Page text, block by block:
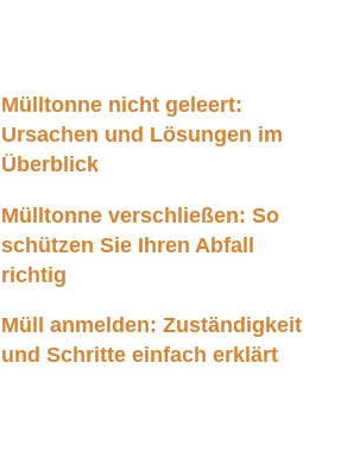
Mülltonne nicht geleert:
Ursachen und Lösungen im
Überblick
Mülltonne verschließen: So
schützen Sie Ihren Abfall
richtig
Müll anmelden: Zuständigkeit
und Schritte einfach erklärt